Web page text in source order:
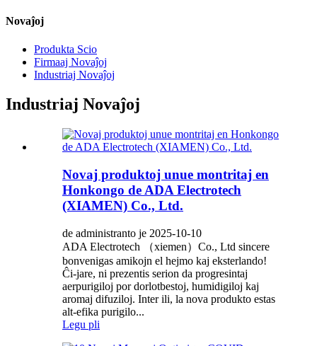
Novaĵoj
Produkta Scio
Firmaaj Novaĵoj
Industriaj Novaĵoj
Industriaj Novaĵoj
Novaj produktoj unue montritaj en
Honkongo de ADA Electrotech
(XIAMEN) Co., Ltd.
de administranto je 2025-10-10
ADA Electrotech （xiemen）Co., Ltd sincere
bonvenigas amikojn el hejmo kaj eksterlando!
Ĉi-jare, ni prezentis serion da progresintaj
aerpurigiloj por dorlotbestoj, humidigiloj kaj
aromaj difuziloj. Inter ili, la nova produkto estas
alt-efika purigilo...
Legu pli